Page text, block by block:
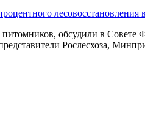
лесовосстановления
обсудили в
Рослесхоза,